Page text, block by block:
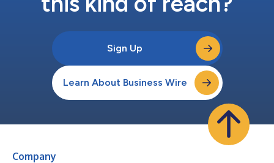
Sign Up
Learn About Business Wire
Company